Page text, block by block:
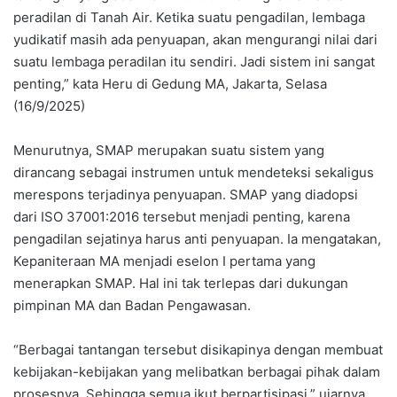
peradilan di Tanah Air. Ketika suatu pengadilan, lembaga
yudikatif masih ada penyuapan, akan mengurangi nilai dari
suatu lembaga peradilan itu sendiri. Jadi sistem ini sangat
penting,” kata Heru di Gedung MA, Jakarta, Selasa
(16/9/2025)
Menurutnya, SMAP merupakan suatu sistem yang
dirancang sebagai instrumen untuk mendeteksi sekaligus
merespons terjadinya penyuapan. SMAP yang diadopsi
dari ISO 37001:2016 tersebut menjadi penting, karena
pengadilan sejatinya harus anti penyuapan. Ia mengatakan,
Kepaniteraan MA menjadi eselon I pertama yang
menerapkan SMAP. Hal ini tak terlepas dari dukungan
pimpinan MA dan Badan Pengawasan.
“Berbagai tantangan tersebut disikapinya dengan membuat
kebijakan-kebijakan yang melibatkan berbagai pihak dalam